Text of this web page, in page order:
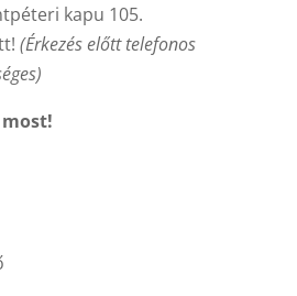
kapu 105.
(Érkezés előtt telefonos